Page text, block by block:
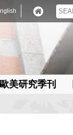
歐美研究季刊